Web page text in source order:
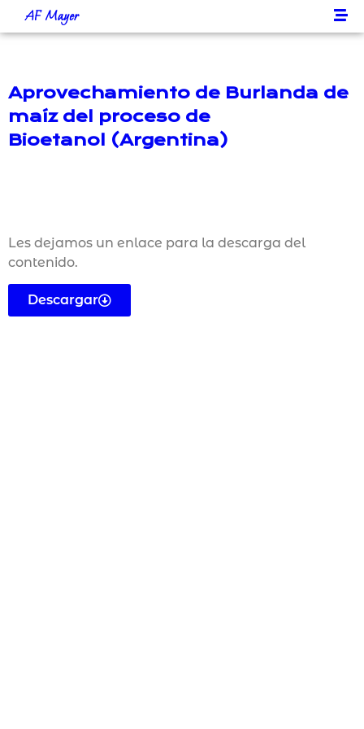
AF Mayer
Aprovechamiento de Burlanda de
maíz del proceso de
Bioetanol (Argentina)
Les dejamos un enlace para la descarga del
contenido.
Descargar